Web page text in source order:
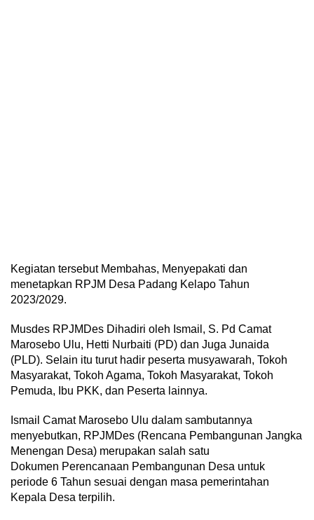
Kegiatan tersebut Membahas, Menyepakati dan
menetapkan RPJM Desa Padang Kelapo Tahun
2023/2029.
Musdes RPJMDes Dihadiri oleh Ismail, S. Pd Camat
Marosebo Ulu, Hetti Nurbaiti (PD) dan Juga Junaida
(PLD). Selain itu turut hadir peserta musyawarah, Tokoh
Masyarakat, Tokoh Agama, Tokoh Masyarakat, Tokoh
Pemuda, Ibu PKK, dan Peserta lainnya.
Ismail Camat Marosebo Ulu dalam sambutannya
menyebutkan, RPJMDes (Rencana Pembangunan Jangka
Menengan Desa) merupakan salah satu
Dokumen Perencanaan Pembangunan Desa untuk
periode 6 Tahun sesuai dengan masa pemerintahan
Kepala Desa terpilih.